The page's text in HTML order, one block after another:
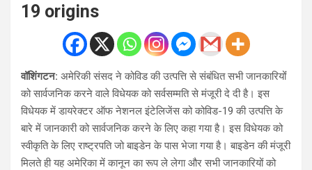
19 origins
वॉशिंगटन: अमेरिकी संसद ने कोविड की उत्पत्ति से संबंधित सभी जानकारियोंं
को सार्वजनिक करने वाले विधेयक को सर्वसम्मति से मंजूरी दे दी है। इस
विधेयक में डायरेक्टर ऑफ नेशनल इंटेलिजेंस को कोविड-19 की उत्पत्ति के
बारे में जानकारी को सार्वजनिक करने के लिए कहा गया है। इस विधेयक को
स्वीकृति के लिए राष्ट्रपति जो बाइडेन के पास भेजा गया है। बाइडेन की मंजूरी
मिलते ही यह अमेरिका में कानून का रूप ले लेगा और सभी जानकारियों को